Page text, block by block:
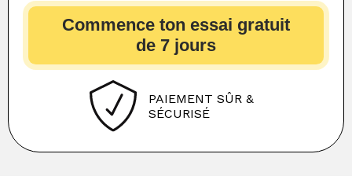
Commence ton essai gratuit
de 7 jours
PAIEMENT SÛR &
SÉCURISÉ